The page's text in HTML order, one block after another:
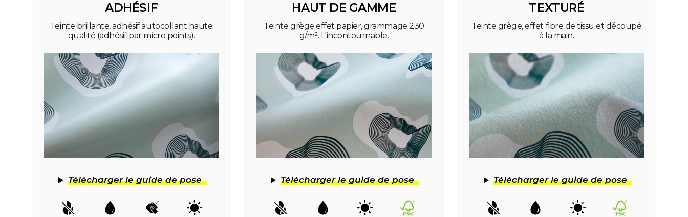
ADHÉSIF
Teinte brillante, adhésif autocollant haute
qualité (adhésif par micro points).
Télécharger le guide de pose
HAUT DE GAMME
Teinte grège effet papier, grammage 230
g/m². L'incontournable.
Télécharger le guide de pose
TEXTURÉ
Teinte grège, effet fibre de tissu et découpé
à la main.
Télécharger le guide de pose